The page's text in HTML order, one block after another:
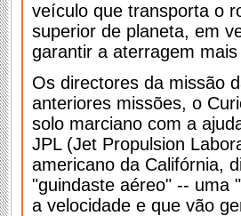
veículo que transporta o
superior de planeta, em
garantir a aterragem
Os directores da missão
anteriores missões, o
solo marciano com a
JPL (Jet Propulsion
americano da Califórnia,
"guindaste aéreo" -- uma
a velocidade e que vão